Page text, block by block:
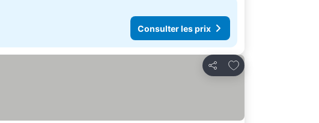
Consulter les prix
Partager
Ajouter à mes favoris